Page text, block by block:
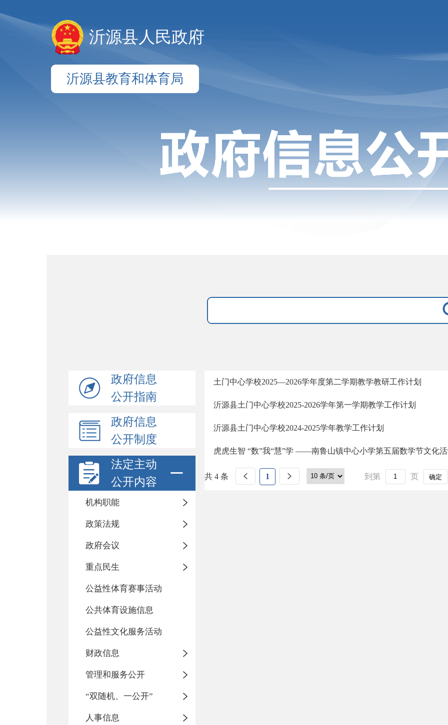
沂源县人民政府
沂源县教育和体育局
政府信息
公开指南
政府信息
公开制度
法定主动
公开内容
机构职能
政策法规
政府会议
重点民生
公益性体育赛事活动
公共体育设施信息
公益性文化服务活动
财政信息
管理和服务公开
“双随机、一公开”
人事信息
土门中心学校2025—2026学年度第二学期教学教研工作计划
沂源县土门中心学校2025-2026学年第一学期教学工作计划
沂源县土门中心学校2024-2025学年教学工作计划
虎虎生智 “数”我“慧”学 ——南鲁山镇中心小学第五届数学节文化
共 4 条 1 到第 页 确定